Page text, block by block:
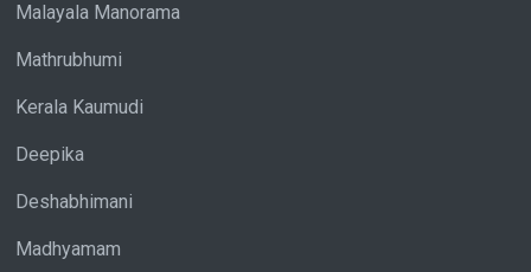
Malayala Manorama
Mathrubhumi
Kerala Kaumudi
Deepika
Deshabhimani
Madhyamam